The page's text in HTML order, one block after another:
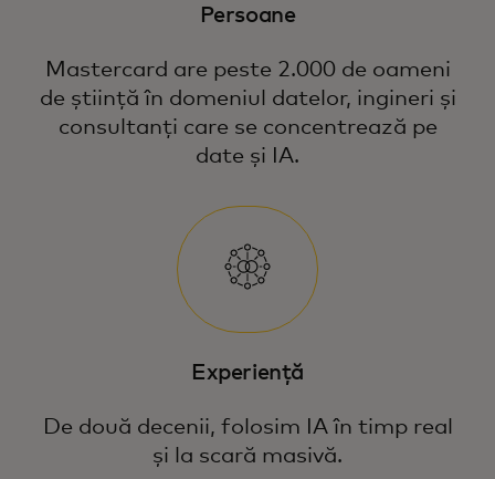
Persoane
Mastercard are peste 2.000 de oameni
de știință în domeniul datelor, ingineri și
consultanți care se concentrează pe
date și IA.
Experiență
De două decenii, folosim IA în timp real
și la scară masivă.